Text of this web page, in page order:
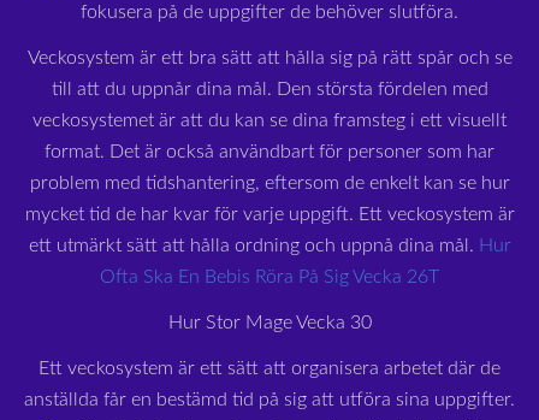
fokusera på de uppgifter de behöver slutföra.
Veckosystem är ett bra sätt att hålla sig på rätt spår och se
till att du uppnår dina mål. Den största fördelen med
veckosystemet är att du kan se dina framsteg i ett visuellt
format. Det är också användbart för personer som har
problem med tidshantering, eftersom de enkelt kan se hur
mycket tid de har kvar för varje uppgift. Ett veckosystem är
ett utmärkt sätt att hålla ordning och uppnå dina mål. Hur
Ofta Ska En Bebis Röra På Sig Vecka 26T
Hur Stor Mage Vecka 30
Ett veckosystem är ett sätt att organisera arbetet där de
anställda får en bestämd tid på sig att utföra sina uppgifter.